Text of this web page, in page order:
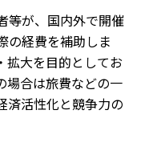
等が、国内外で開催
の経費を補助しま
拡大を目的としてお
場合は旅費などの一
済活性化と競争力の